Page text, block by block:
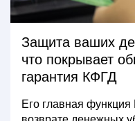
Защита ваших
что покрывает
гарантия КФГД
Его главная